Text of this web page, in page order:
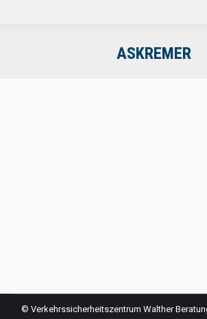
ASKREMER
© Verkehrssicherheitszentrum Walther